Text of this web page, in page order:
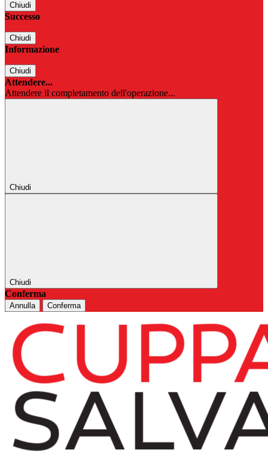
Chiudi
Successo
Chiudi
Informazione
Chiudi
Attendere...
Attendere il completamento dell'operazione...
Chiudi
Chiudi
Conferma
Annulla Conferma